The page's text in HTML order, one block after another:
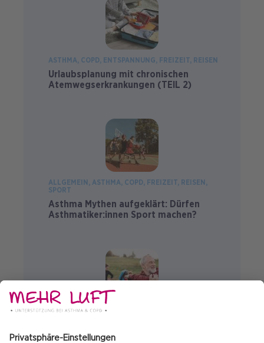
ASTHMA COPD ENTSPANNUNG FREIZEIT REISEN
Urlaubsplanung mit chronischen
Atemwegserkrankungen (TEIL 2)
ALLGEMEIN ASTHMA COPD FREIZEIT
REISEN
SPORT
Asthma Mythen aufgeklärt: Dürfen
Asthmatiker:innen Sport machen?
ALLGEMEIN COPD
COPD-Sport machen?